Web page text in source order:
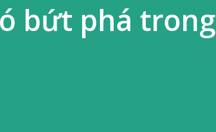
bứt phá trong